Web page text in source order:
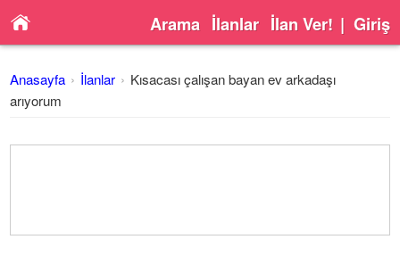
Arama İlanlar İlan Ver! | Giriş
Anasayfa İlanlar
Kısacası çalışan bayan ev arkadaşı
arıyorum